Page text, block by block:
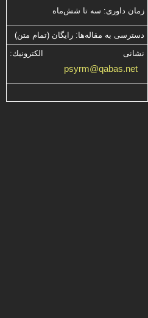
زمان داوری: سه تا شش‌ماه
دسترسی به مقاله‌ها: رایگان (تمام متن)
نشانی الكترونیك:
psyrm@qabas.net